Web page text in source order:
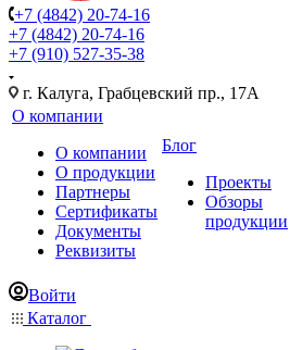
+7 (4842) 20-74-16
+7 (4842) 20-74-16
+7 (910) 527-35-38
г. Калуга, Грабцевский пр., 17А
О компании
О компании
О продукции
Партнеры
Сертификаты
Документы
Реквизиты
Блог
Проекты
Обзоры
продукции
Войти
Каталог